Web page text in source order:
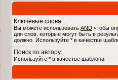
Ключевые слова:
Вы можете использовать AND чтобы
для слов, которые могут быть в
должно. Используйте * в качестве
Поиск по автору:
Используйте * в качестве шаблона